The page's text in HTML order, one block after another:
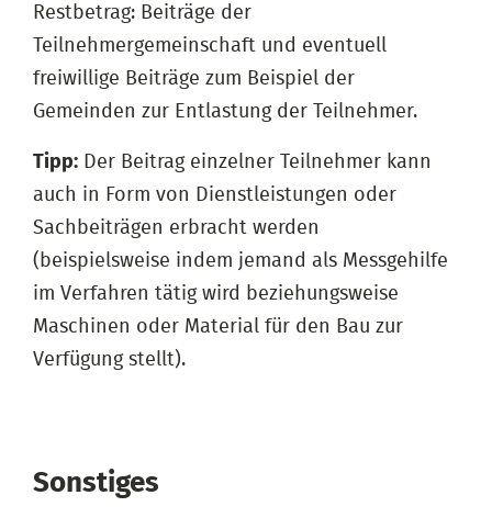
Restbetrag: Beiträge der
Teilnehmergemeinschaft und eventuell
freiwillige Beiträge zum Beispiel der
Gemeinden zur Entlastung der Teilnehmer.
Tipp: Der Beitrag einzelner Teilnehmer kann
auch in Form von Dienstleistungen oder
Sachbeiträgen erbracht werden
(beispielsweise indem jemand als Messgehilfe
im Verfahren tätig wird beziehungsweise
Maschinen oder Material für den Bau zur
Verfügung stellt).
Sonstiges